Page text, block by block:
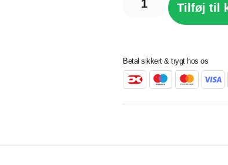
Tilføj til
Betal sikkert & trygt hos os